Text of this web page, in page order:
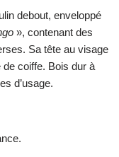
debout, enveloppé
», contenant des
Sa tête au visage
coiffe. Bois dur à
d’usage.